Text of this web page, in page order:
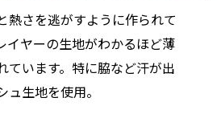
熱さを逃がすように作られて
イヤーの生地がわかるほど薄
ています。特に脇など汗が出
生地を使用。